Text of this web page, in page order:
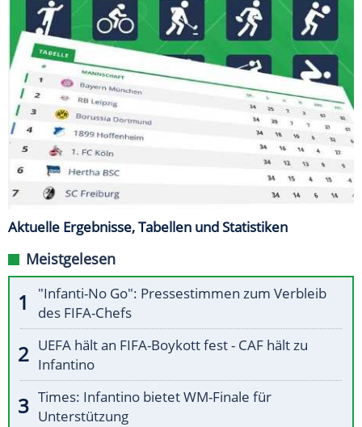
Aktuelle Ergebnisse, Tabellen und Statistiken
Meistgelesen
"Infanti-No Go": Pressestimmen zum Verbleib
des FIFA-Chefs
UEFA hält an FIFA-Boykott fest - CAF hält zu
Infantino
Times: Infantino bietet WM-Finale für
Unterstützung